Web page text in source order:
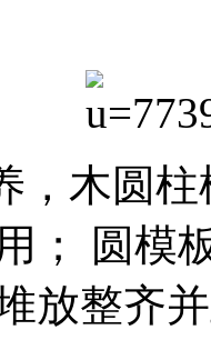
，木圆
； 圆模
放整齐